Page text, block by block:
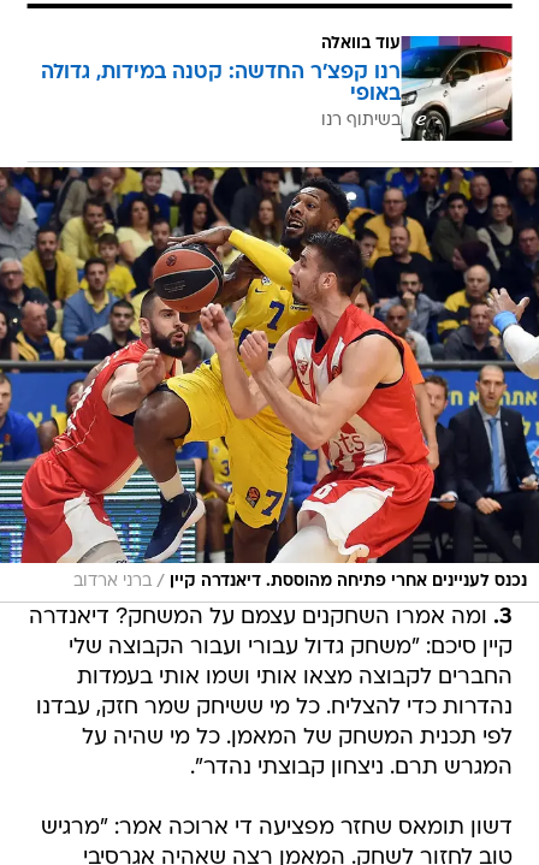
עוד בוואלה
רנו קפצ'ר החדשה: קטנה במידות, גדולה
באופי
בשיתוף רנו
נכנס לעניינים אחרי פתיחה מהוססת. דיאנדרה קיין / ברני ארדוב
3. ומה אמרו השחקנים עצמם על המשחק? דיאנדרה
קיין סיכם: "משחק גדול עבורי ועבור הקבוצה שלי
החברים לקבוצה מצאו אותי ושמו אותי בעמדות
נהדרות כדי להצליח. כל מי ששיחק שמר חזק, עבדנו
לפי תכנית המשחק של המאמן. כל מי שהיה על
המגרש תרם. ניצחון קבוצתי נהדר".
דשון תומאס שחזר מפציעה די ארוכה אמר: "מרגיש
טוב לחזור לשחק. המאמן רצה שאהיה אגרסיבי